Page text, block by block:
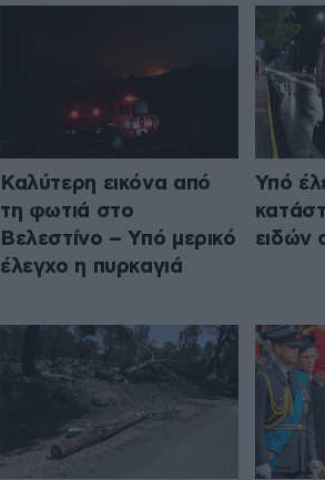
Καλύτερη εικόνα από
τη φωτιά στο
Βελεστίνο – Υπό μερικό
έλεγχο η πυρκαγιά
Υπό
ειδών